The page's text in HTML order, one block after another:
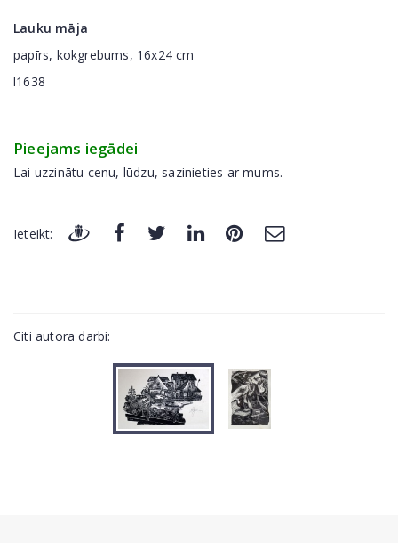
Lauku māja
papīrs, kokgrebums, 16x24 cm
l1638
Pieejams iegādei
Lai uzzinātu cenu, lūdzu, sazinieties ar mums.
Ieteikt:
Citi autora darbi: